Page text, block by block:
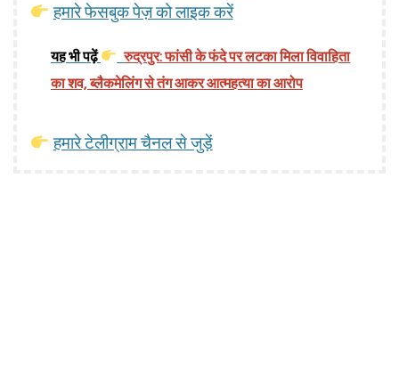
हमारे फेसबुक पेज़ को लाइक करें
यह भी पढ़ें
रुद्रपुर: फांसी के फंदे पर लटका मिला विवाहिता
का शव, ब्लैकमेलिंग से तंग आकर आत्महत्या का आरोप
हमारे टेलीग्राम चैनल से जुड़ें